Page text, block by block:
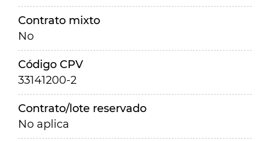
Contrato mixto
No
Código CPV
33141200-2
Contrato/lote reservado
No aplica